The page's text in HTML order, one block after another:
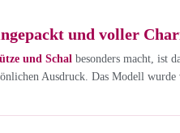
und voller
und Schal besonders macht, ist
Ausdruck. Das Modell